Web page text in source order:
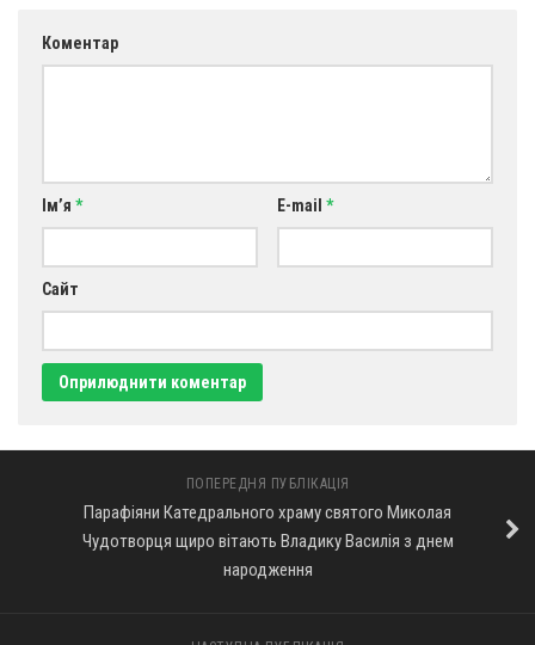
Коментар
Ім’я * E-mail *
Сайт
ПОПЕРЕДНЯ ПУБЛІКАЦІЯ
Парафіяни Катедрального храму святого Миколая
Чудотворця щиро вітають Владику Василія з днем
народження